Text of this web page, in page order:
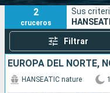
2
cruceros
Sus
Filtrar
EUROPA DEL NORTE,
HANSEATIC nature